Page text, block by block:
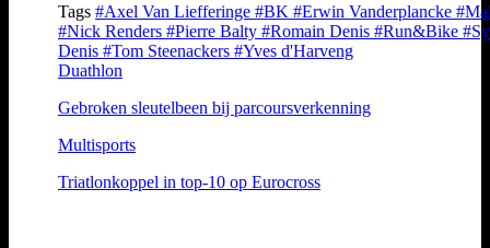
Tags #Axel Van Liefferinge #BK #Erwin Vanderplancke
#Nick Renders #Pierre Balty #Romain Denis #Run&Bike
Denis #Tom Steenackers #Yves d'Harveng
Duathlon
Gebroken sleutelbeen bij parcoursverkenning
Multisports
Triatlonkoppel in top-10 op Eurocross